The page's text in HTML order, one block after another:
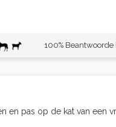
100%
en pas op de kat van een